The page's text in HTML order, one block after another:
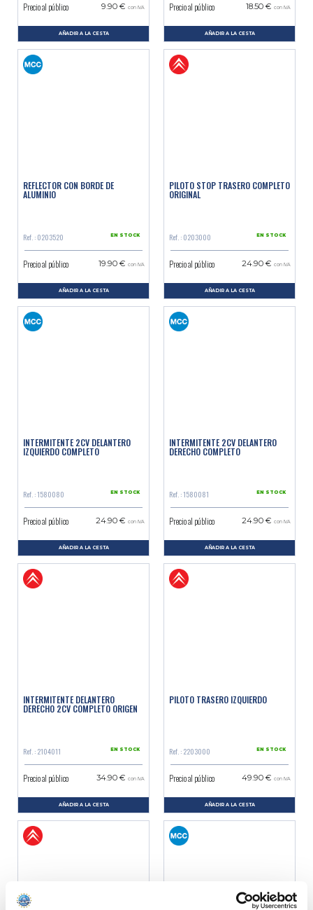
Precio al público 9.90 € con IVA
AÑADIR A LA CESTA
Precio al público 18.50 € con IVA
AÑADIR A LA CESTA
REFLECTOR CON BORDE DE
ALUMINIO
Ref. : 0203520 EN STOCK
Precio al público 19.90 € con IVA
AÑADIR A LA CESTA
PILOTO STOP TRASERO COMPLETO
ORIGINAL
Ref. : 0203000 EN STOCK
Precio al público 24.90 € con IVA
AÑADIR A LA CESTA
INTERMITENTE 2CV DELANTERO
IZQUIERDO COMPLETO
Ref. : 1580080 EN STOCK
Precio al público 24.90 € con IVA
AÑADIR A LA CESTA
INTERMITENTE 2CV DELANTERO
DERECHO COMPLETO
Ref. : 1580081 EN STOCK
Precio al público 24.90 € con IVA
AÑADIR A LA CESTA
INTERMITENTE DELANTERO
DERECHO 2CV COMPLETO ORIGEN
Ref. : 2104011 EN STOCK
Precio al público 34.90 € con IVA
AÑADIR A LA CESTA
PILOTO TRASERO IZQUIERDO
Ref. : 2203000 EN STOCK
Precio al público 49.90 € con IVA
AÑADIR A LA CESTA